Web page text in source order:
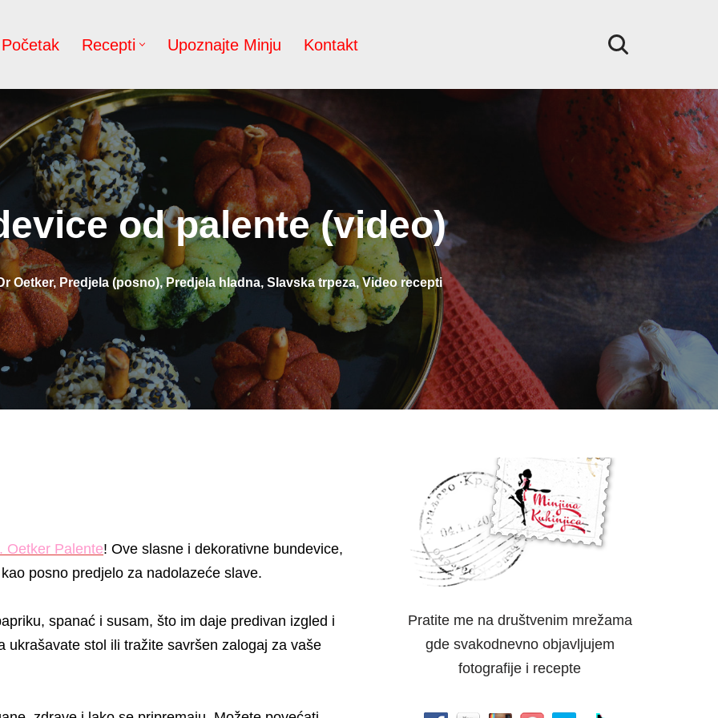
Početak Recepti Upoznajte Minju Kontakt
od palente (video)
Oetker,Predjela (posno),Predjela hladna, Slavska trpeza,Video recepti
Oetker Palente! Ove slasne i dekorativne bundevice,
posno predjelo za nadolazeće slave.
spanać i susam, što im daje predivan izgled i
ukrašavate stol ili tražite savršen zalogaj za vaše
Pratite me na društvenim mrežama
gde svakodnevno objavljujem
fotografije i recepte